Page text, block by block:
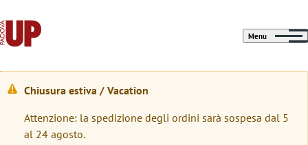
Menu
M
e
Chiusura estiva / Vacation
Attenzione: la spedizione degli ordini sarà sospesa dal 5
al 24 agosto.